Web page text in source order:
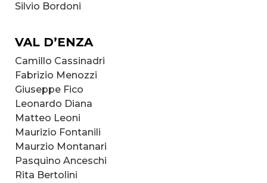
Silvio Bordoni
VAL D’ENZA
Camillo Cassinadri
Fabrizio Menozzi
Giuseppe Fico
Leonardo Diana
Matteo Leoni
Maurizio Fontanili
Maurzio Montanari
Pasquino Anceschi
Rita Bertolini